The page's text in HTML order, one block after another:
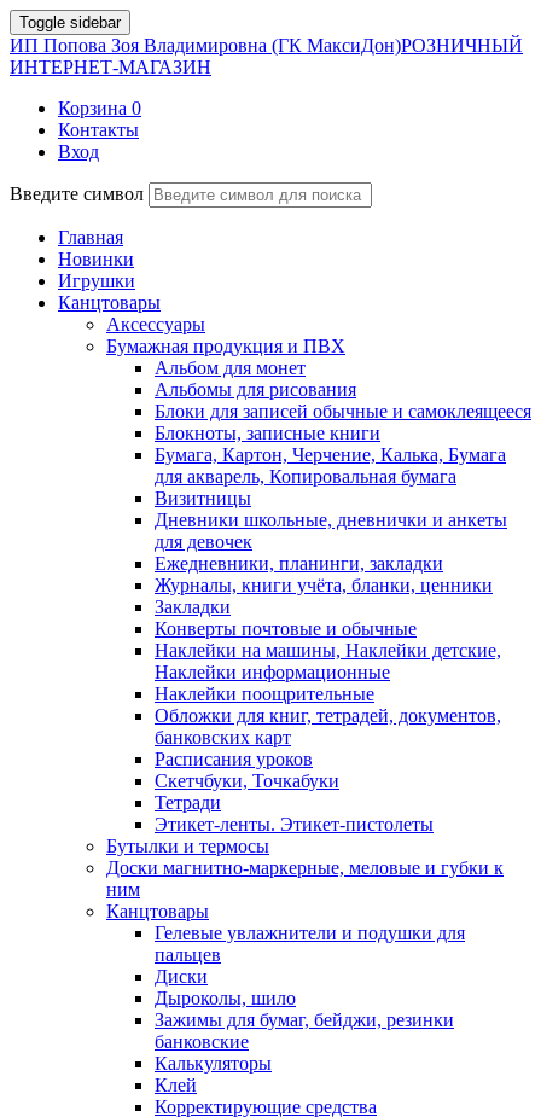
Toggle sidebar
ИП Попова Зоя Владимировна (ГК МаксиДон)РОЗНИЧНЫЙ
ИНТЕРНЕТ-МАГАЗИН
Корзина 0
Контакты
Вход
Введите символ
Главная
Новинки
Игрушки
Канцтовары
Аксессуары
Бумажная продукция и ПВХ
Альбом для монет
Альбомы для рисования
Блоки для записей обычные и самоклеящееся
Блокноты, записные книги
Бумага, Картон, Черчение, Калька, Бумага
для акварель, Копировальная бумага
Визитницы
Дневники школьные, дневнички и анкеты
для девочек
Ежедневники, планинги, закладки
Журналы, книги учёта, бланки, ценники
Закладки
Конверты почтовые и обычные
Наклейки на машины, Наклейки детские,
Наклейки информационные
Наклейки поощрительные
Обложки для книг, тетрадей, документов,
банковских карт
Расписания уроков
Скетчбуки, Точкабуки
Тетради
Этикет-ленты. Этикет-пистолеты
Бутылки и термосы
Доски магнитно-маркерные, меловые и губки к
ним
Канцтовары
Гелевые увлажнители и подушки для
пальцев
Диски
Дыроколы, шило
Зажимы для бумаг, бейджи, резинки
банковские
Калькуляторы
Клей
Корректирующие средства